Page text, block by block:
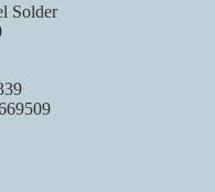
Solder